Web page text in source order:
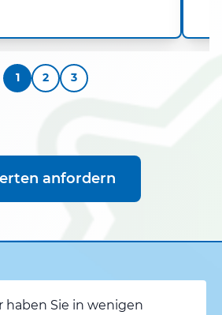
1 2 3
anfordern
haben Sie in wenigen